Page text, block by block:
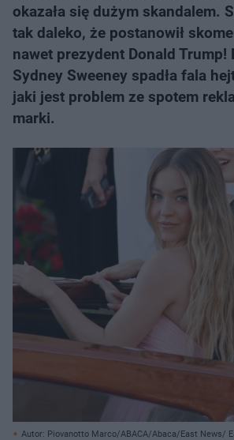
okazała się dużym skandalem.
tak daleko, że postanowił
nawet prezydent Donald Trump!
Sydney Sweeney spadła fala
jaki jest problem ze spotem
marki.
Autor: Piovanotto Marco/ABACA/Abaca/East News/